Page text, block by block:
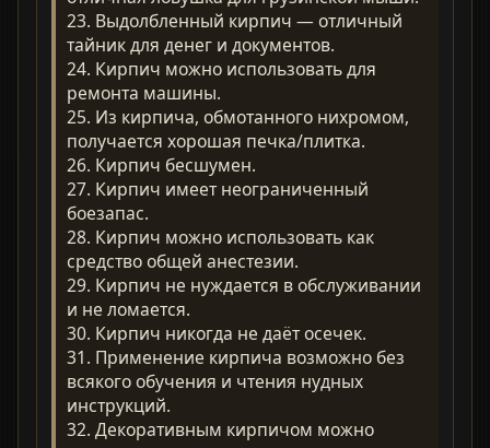
23. Выдолбленный кирпич — отличный
тайник для денег и документов.
24. Кирпич можно использовать для
ремонта машины.
25. Из кирпича, обмотанного нихромом,
получается хорошая печка/плитка.
26. Кирпич бесшумен.
27. Кирпич имеет неограниченный
боезапас.
28. Кирпич можно использовать как
средство общей анестезии.
29. Кирпич не нуждается в обслуживании
и не ломается.
30. Кирпич никогда не даёт осечек.
31. Применение кирпича возможно без
всякого обучения и чтения нудных
инструкций.
32. Декоративным кирпичом можно